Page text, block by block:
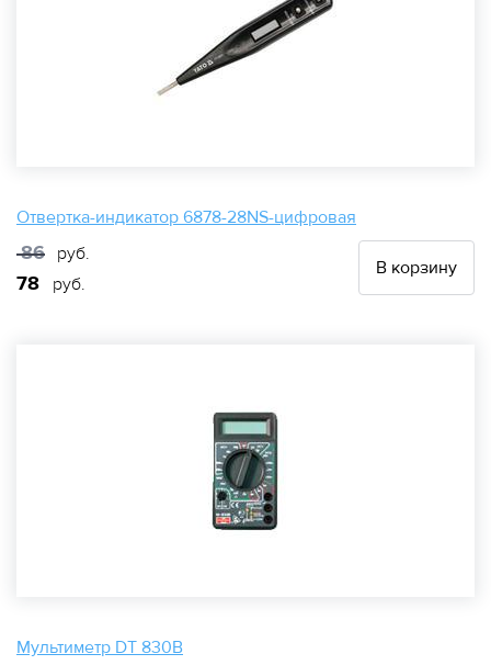
Отвертка-индикатор 6878-28NS-цифровая
86 руб.
78 руб.
В корзину
Мультиметр DT 830B